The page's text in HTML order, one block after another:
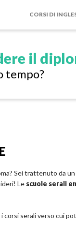
CORSI DI
il
tempo?
Sei trattenuto da
Le scuole serali
corsi serali verso cui